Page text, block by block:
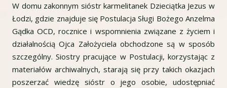
W domu zakonnym sióstr karmelitanek Dzieciątka Jezus w
Łodzi, gdzie znajduje się Postulacja Sługi Bożego Anzelma
Gądka OCD, rocznice i wspomnienia związane z życiem i
działalnością Ojca Założyciela obchodzone są w sposób
szczególny. Siostry pracujące w Postulacji, korzystając z
materiałów archiwalnych, starają się przy takich okazjach
poszerzać wiedzę sióstr o jego osobie, udostępniać